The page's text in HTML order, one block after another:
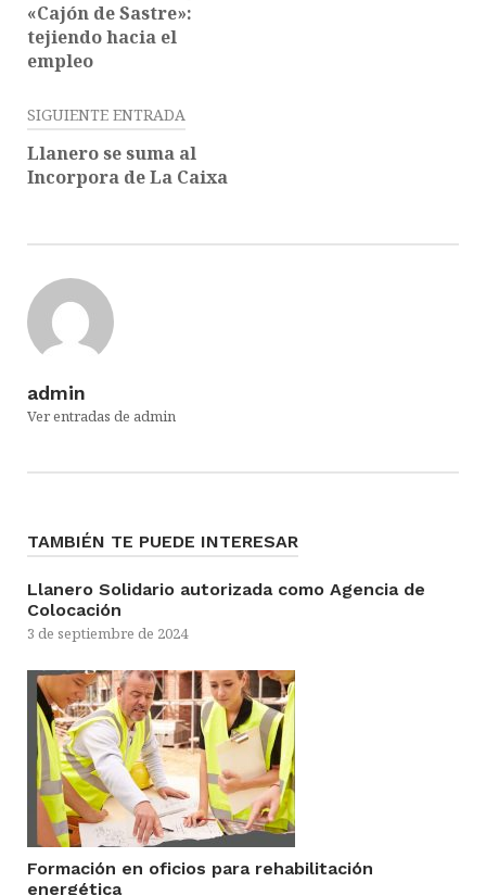
entradas
«Cajón de Sastre»:
tejiendo hacia el
empleo
SIGUIENTE ENTRADA
Llanero se suma al
Incorpora de La Caixa
admin
Ver entradas de admin
TAMBIÉN TE PUEDE INTERESAR
Llanero Solidario autorizada como Agencia de
Colocación
3 de septiembre de 2024
Formación en oficios para rehabilitación
energética